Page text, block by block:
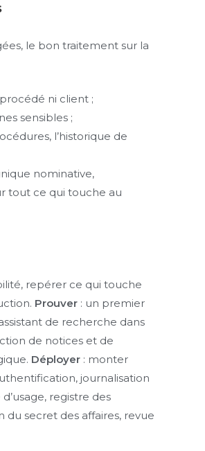
le bon traitement sur la
ni client ;
sensibles ;
l’historique de
nominative,
tout ce qui touche au
repérer ce qui touche
Prouver : un premier
de recherche dans
de notices et de
Déployer : monter
journalisation
registre des
secret des affaires, revue